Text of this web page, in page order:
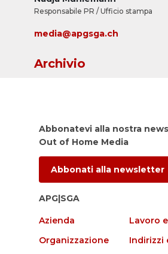
Responsabile PR / Ufficio stampa
media@apgsga.ch
Archivio
Abbonatevi alla nostra
Out of Home Media
Abbonati alla newsletter
APG|SGA
Azienda
Lavoro
Organizzazione
Indirizzi